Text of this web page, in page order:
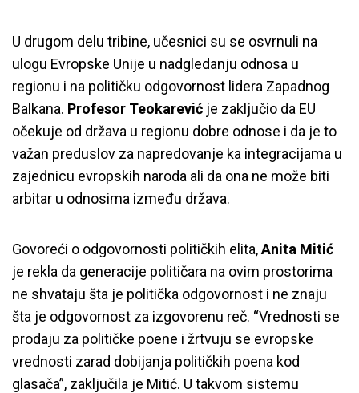
Održana tribina “Komisije za
istinu kao mehanizmi pomirenja”
U drugom delu tribine, učesnici su se osvrnuli na
ulogu Evropske Unije u nadgledanju odnosa u
regionu i na političku odgovornost lidera Zapadnog
Balkana. Profesor Teokarević je zaključio da EU
očekuje od država u regionu dobre odnose i da je to
važan preduslov za napredovanje ka integracijama u
zajednicu evropskih naroda ali da ona ne može biti
arbitar u odnosima između država.
Govoreći o odgovornosti političkih elita,Anita Mitić
je rekla da generacije političara na ovim prostorima
ne shvataju šta je politička odgovornost i ne znaju
šta je odgovornost za izgovorenu reč. “Vrednosti se
prodaju za političke poene i žrtvuju se evropske
vrednosti zarad dobijanja političkih poena kod
glasača”, zaključila je Mitić. U takvom sistemu